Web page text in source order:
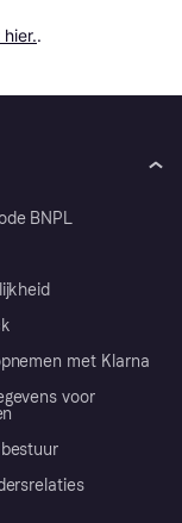
.
BNPL
met Klarna
voor